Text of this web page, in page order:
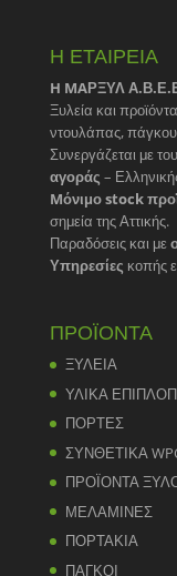
Η ΕΤΑΙΡΕΙΑ
H MAΡΞΥΛ
Ξυλεία και
ντουλάπας,
Συνεργάζεται με
αγοράς –
Mόνιμο stock
σημεία της Αττικής.
Παραδόσεις και με
Υπηρεσίες κοπής
ΠΡΟΪΟΝΤΑ
ΞΥΛΕΙΑ
ΥΛΙΚΑ
ΠΟΡΤΕΣ
ΣΥΝΘΕΤΙΚΑ
ΠΡΟΪΟΝΤΑ
ΜΕΛΑΜΙΝΕΣ
ΠΟΡΤΑΚΙΑ
ΠΑΓΚΟΙ